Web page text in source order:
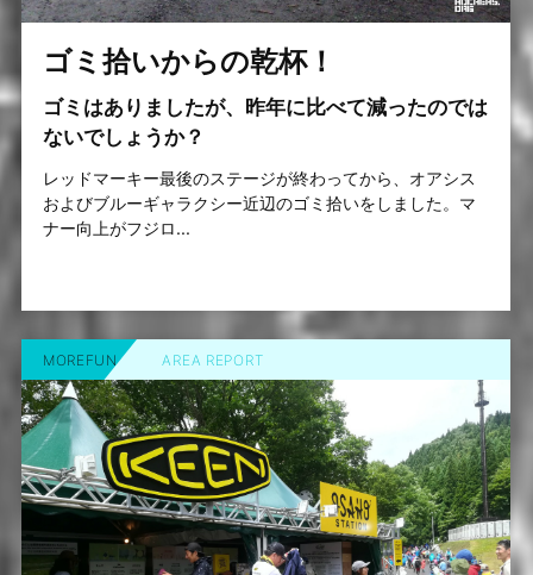
ゴミ拾いからの乾杯！
ゴミはありましたが、昨年に比べて減ったのでは
ないでしょうか？
レッドマーキー最後のステージが終わってから、オアシス
およびブルーギャラクシー近辺のゴミ拾いをしました。マ
ナー向上がフジロ...
MOREFUN AREA REPORT